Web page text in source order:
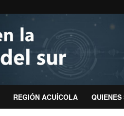
REGIÓN ACUÍCOLA QUIENES